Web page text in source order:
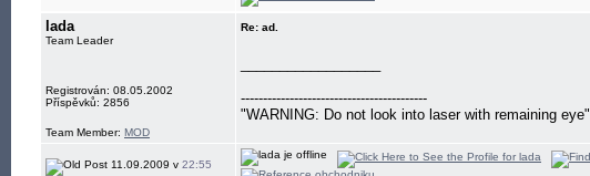
lada
Team Leader
Registrován: 08.05.2002
Příspěvků: 2856
Team Member: MOD
Re: ad.
------------------------------------------
"WARNING: Do not look into laser with remaining eye"
11.09.2009 v 22:55